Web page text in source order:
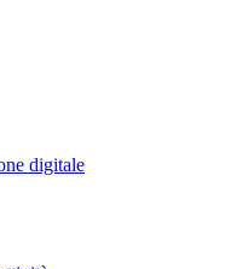
digitale